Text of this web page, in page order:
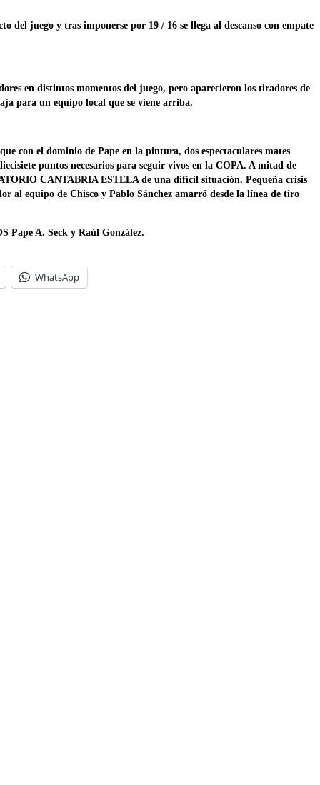
del juego y tras imponerse por 19 / 16 se llega al descanso con empate
en distintos momentos del juego, pero aparecieron los tiradores de
para un equipo local que se viene arriba.
con el dominio de Pape en la pintura, dos espectaculares mates
puntos necesarios para seguir vivos en la COPA. A mitad de
CANTABRIA ESTELA de una difícil situación. Pequeña crisis
al equipo de Chisco y Pablo Sánchez amarró desde la línea de tiro
Pape A. Seck y Raúl González.
WhatsApp